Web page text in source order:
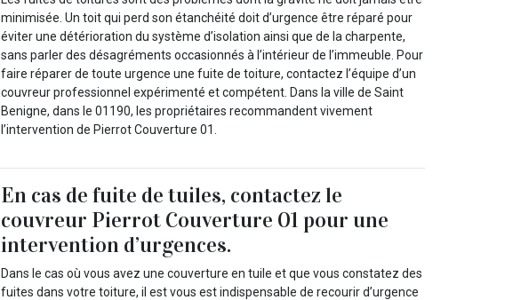
minimisée. Un toit qui perd son étanchéité doit d’urgence être réparé pour
éviter une détérioration du système d’isolation ainsi que de la charpente,
sans parler des désagréments occasionnés à l’intérieur de l’immeuble. Pour
faire réparer de toute urgence une fuite de toiture, contactez l’équipe d’un
couvreur professionnel expérimenté et compétent. Dans la ville de Saint
Benigne, dans le 01190, les propriétaires recommandent vivement
l’intervention de Pierrot Couverture 01.
En cas de fuite de tuiles, contactez le
couvreur Pierrot Couverture 01 pour une
intervention d’urgences.
Dans le cas où vous avez une couverture en tuile et que vous constatez des
fuites dans votre toiture, il est vous est indispensable de recourir d’urgence